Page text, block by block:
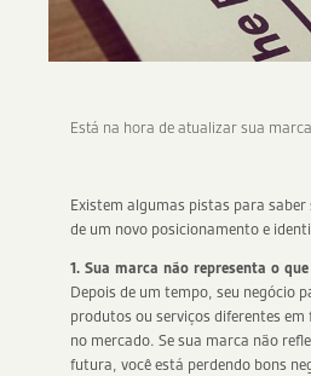
Está na hora de atualizar sua
Existem algumas pistas para saber
de um novo posicionamento e
1. Sua marca não representa o
Depois de um tempo, seu negócio
produtos ou serviços diferentes em
no mercado. Se sua marca não
futura, você está perdendo bons